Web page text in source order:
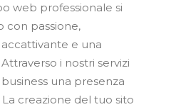
web professionale si
con passione,
e una
i nostri servizi
una presenza
creazione del tuo sito